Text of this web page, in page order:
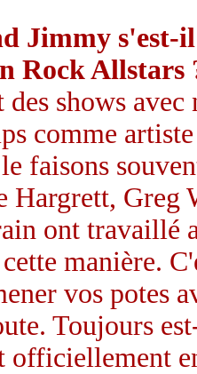
Jimmy s'est-
Rock Allstars
shows avec
comme
faisons
Hargrett, Greg
ont travaillé
manière.
vos potes
Toujours
officiellement